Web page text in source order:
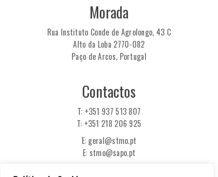
Morada
Rua Instituto Conde de Agrolongo, 43 C
Alto da Loba 2770-082
Paço de Arcos, Portugal
Contactos
T: +351 937 513 807
T: +351 218 206 925
E: geral@stmo.pt
E: stmo@sapo.pt